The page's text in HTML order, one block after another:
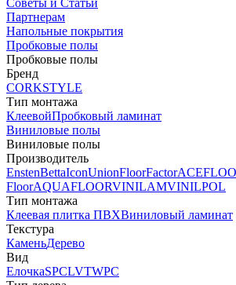
Советы и Статьи
Партнерам
Напольные покрытия
Пробковые полы
Пробковые полы
Бренд
CORKSTYLE
Тип монтажа
КлеевойПробковый ламинат
Виниловые полы
Виниловые полы
Производитель
EnstenBettaIconUnionFloorFactor
FloorAQUAFLOORVINILAMVINILPOL
Тип монтажа
Клеевая плитка ПВХВиниловый ламинат
Текстура
КаменьДерево
Вид
ЕлочкаSPCLVTWPC